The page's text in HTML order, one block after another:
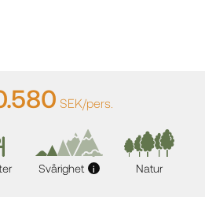
SEK/pers.
Svårighet i Natur